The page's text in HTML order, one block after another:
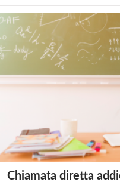
Chiamata diretta